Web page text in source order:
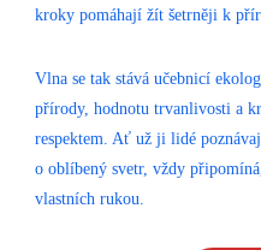
kroky pomáhají žít šetrněji k
Vlna se tak stává učebnicí
přírody, hodnotu trvanlivosti a
respektem. Ať už ji lidé
o oblíbený svetr, vždy
vlastních rukou.